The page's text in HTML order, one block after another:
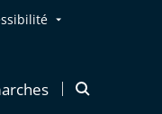
Ouvrir